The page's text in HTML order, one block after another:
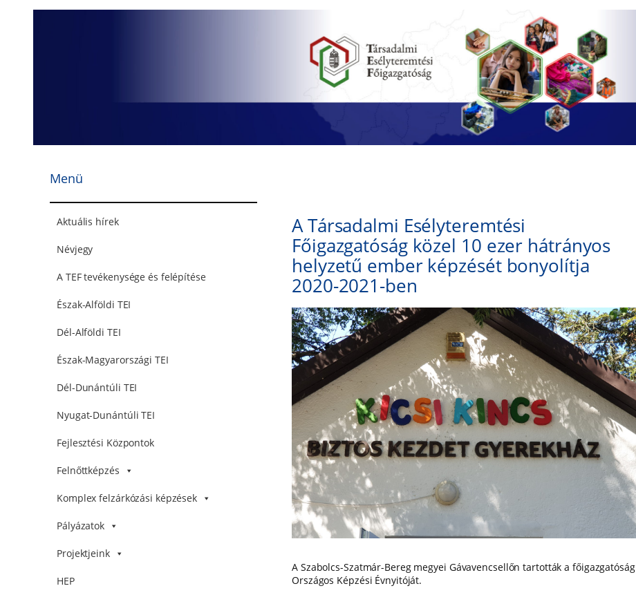
Menü
Aktuális hírek
Névjegy
A TEF tevékenysége és felépítése
Észak-Alföldi TEI
Dél-Alföldi TEI
Észak-Magyarországi TEI
Dél-Dunántúli TEI
Nyugat-Dunántúli TEI
Fejlesztési Központok
Felnőttképzés
Komplex felzárkózási képzések
Pályázatok
Projektjeink
HEP
A Társadalmi Esélyteremtési
Főigazgatóság közel 10 ezer hátrányos
helyzetű ember képzését bonyolítja
2020-2021-ben
A Szabolcs-Szatmár-Bereg megyei Gávavencsellőn tartották a főigazgatóság
Országos Képzési Évnyitóját.